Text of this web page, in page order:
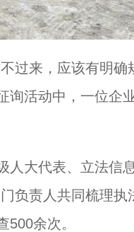
来，应该有明确
询活动中，一位企
大代表、立法信
负责人共同梳理执
余次。